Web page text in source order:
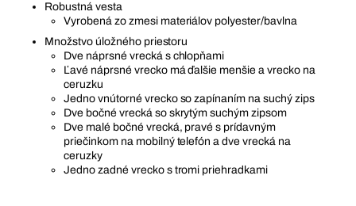
Robustná vesta
Vyrobená zo zmesi materiálov polyester/bavlna
Množstvo úložného priestoru
Dve náprsné vrecká s chlopňami
Ľavé náprsné vrecko má ďalšie menšie a vrecko na
ceruzku
Jedno vnútorné vrecko so zapínaním na suchý zips
Dve bočné vrecká so skrytým suchým zipsom
Dve malé bočné vrecká, pravé s prídavným
priečinkom na mobilný telefón a dve vrecká na
ceruzky
Jedno zadné vrecko s tromi priehradkami